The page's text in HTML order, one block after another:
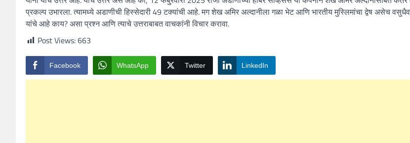
प्रकल्प उभारला. त्यामध्ये अडाणीची हिस्सेदारी 49 टक्यांची आहे. मग शेख अमिर अल्दानीला गळा भेट आणि भारतीय मुस्लिमांचा द्वेष असेच
यांचे आहे काय? असा प्रश्न आणि त्याचे उत्तराबाबत वाचकांनी विचार करावा.
Post Views:663
Facebook WhatsApp Twitter LinkedIn